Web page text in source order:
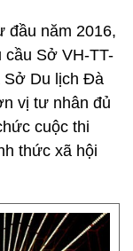
đầu năm 2016,
cầu Sở VH-TT-
Sở Du lịch Đà
vị tư nhân đủ
cuộc thi
thức xã hội